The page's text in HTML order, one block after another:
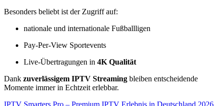
Besonders beliebt ist der Zugriff auf:
nationale und internationale Fußballligen
Pay-Per-View Sportevents
Live-Übertragungen in 4K Qualität
Dank zuverlässigem IPTV Streaming bleiben entscheidende
Momente immer in Echtzeit erlebbar.